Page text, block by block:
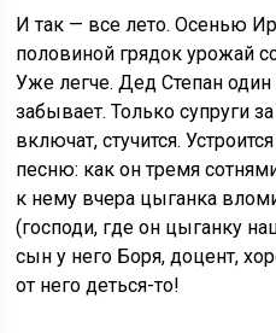
И так — все лето. Осенью
половиной грядок урожай
Уже легче. Дед Степан один
забывает. Только супруги
включат, стучится.
песню: как он тремя
к нему вчера цыганка
(господи, где он цыганку
сын у него Боря, доцент,
от него деться-то!